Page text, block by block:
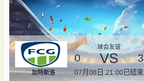
加特斯洛
球会友谊
0 VS 3
07月08日 21:00已结束